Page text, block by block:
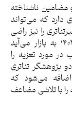
مضامین ناشناخته
دارد که می‌تواند
را نیز راضی
کند. در چاپ دوم کتاب که ابتدای سال ۱۴۰۲ به بازار می‌آید
در مورد تعزیه را
پژوهشگر تئاتری
می‌شود که
را با تلاشی مضاعف